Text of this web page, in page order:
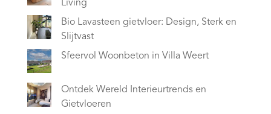
Living
Bio Lavasteen gietvloer: Design, Sterk en
Slijtvast
Sfeervol Woonbeton in Villa Weert
Ontdek Wereld Interieurtrends en
Gietvloeren